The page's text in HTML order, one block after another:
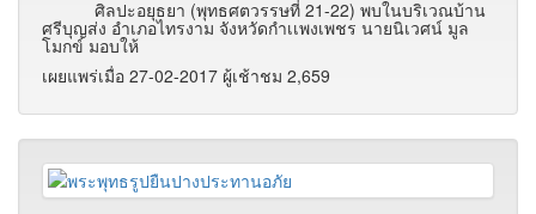
ศิลปะอยุธยา (พุทธศตวรรษที่ 21-22) พบในบริเวณบ้าน
ศรีบุญส่ง อำเภอไทรงาม จังหวัดกำเเพงเพชร นายนิเวศน์ มูล
โมกข์ มอบให้
เผยแพร่เมื่อ 27-02-2017 ผู้เช้าชม 2,659